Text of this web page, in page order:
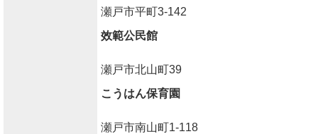
瀬戸市平町3-142
效範公民館
瀬戸市北山町39
こうはん保育園
瀬戸市南山町1-118